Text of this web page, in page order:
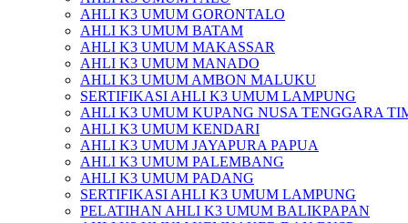
AHLI K3 UMUM GORONTALO
AHLI K3 UMUM BATAM
AHLI K3 UMUM MAKASSAR
AHLI K3 UMUM MANADO
AHLI K3 UMUM AMBON MALUKU
SERTIFIKASI AHLI K3 UMUM LAMPUNG
AHLI K3 UMUM KUPANG NUSA TENGGARA
AHLI K3 UMUM KENDARI
AHLI K3 UMUM JAYAPURA PAPUA
AHLI K3 UMUM PALEMBANG
AHLI K3 UMUM PADANG
SERTIFIKASI AHLI K3 UMUM LAMPUNG
PELATIHAN AHLI K3 UMUM BALIKPAPAN